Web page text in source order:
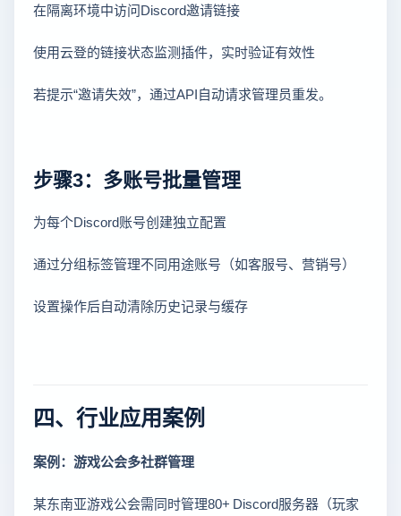
在隔离环境中访问Discord邀请链接
使用云登的链接状态监测插件，实时验证有效性
若提示“邀请失效”，通过API自动请求管理员重发。
步骤3：多账号批量管理
为每个Discord账号创建独立配置
通过分组标签管理不同用途账号（如客服号、营销号）
设置操作后自动清除历史记录与缓存
四、行业应用案例
案例：游戏公会多社群管理
某东南亚游戏公会需同时管理80+ Discord服务器（玩家